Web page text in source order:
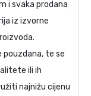
i svaka prodana
iz izvorne
pouzdana, te se
ili ih
najnižu cijenu